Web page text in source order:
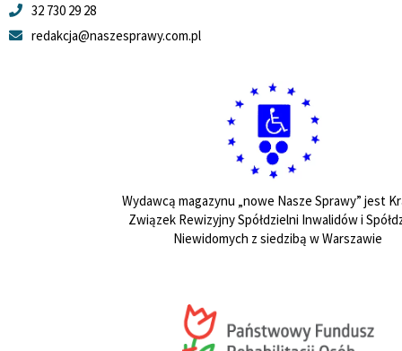
32 730 29 28
redakcja@naszesprawy.com.pl
Wydawcą magazynu „nowe Nasze Sprawy” jest
Związek Rewizyjny Spółdzielni Inwalidów i
Niewidomych z siedzibą w Warszawie